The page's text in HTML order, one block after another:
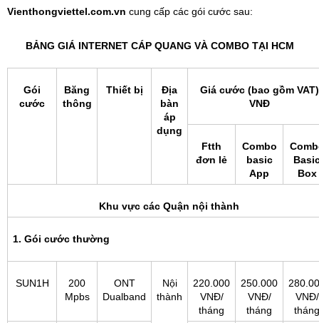
Vienthongviettel.com.vn cung cấp các gói cước sau:
BẢNG GIÁ INTERNET CÁP QUANG VÀ COMBO TẠI HCM
Gói
cước
Băng
thông
Thiết bị
Địa
bàn
áp
dụng
Giá cước (bao gồm VAT)
VNĐ
Ftth
đơn lẻ
Combo
basic
App
Box
Khu vực các Quận nội thành
1. Gói cước thường
SUN1H
200
Mpbs
ONT
Dualband
Nội
thành
220.000
VNĐ/
tháng
250.000
VNĐ/
tháng
VNĐ/
tháng